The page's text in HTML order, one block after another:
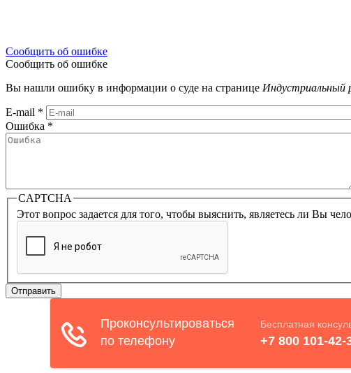
Сообщить об ошибке
Сообщить об ошибке
Вы нашли ошибку в информации о суде на странице Индустриальный
E-mail *
Ошибка *
CAPTCHA
Этот вопрос задается для того, чтобы выяснить, являетесь ли Вы